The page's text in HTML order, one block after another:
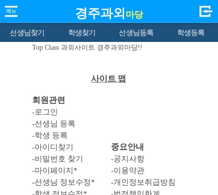
경주과외 마당
선생님찾기 학생찾기 선생님등록 학생등록
Top Class 과외사이트 경주과외마당!!
사이트 맵
회원관련
-로그인
-선생님 등록
-학생 등록
-아이디찾기
중요안내
-비밀번호 찾기
-공지사항
-마이페이지*
-이용약관
-선생님 정보수정*
-개인정보취급방침